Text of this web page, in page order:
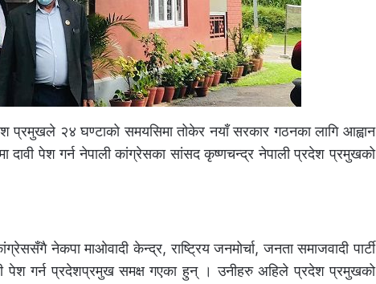
२४ घण्टाको समयसिमा तोकेर नयाँ सरकार गठनका लागि आह्वान
दावी पेश गर्न नेपाली कांग्रेसका सांसद कृष्णचन्द्र नेपाली प्रदेश प्रमुखको
नेकपा माओवादी केन्द्र, राष्ट्रिय जनमोर्चा, जनता समाजवादी पार्टी
पेश गर्न प्रदेशप्रमुख समक्ष गएका हुन् । उनीहरु अहिले प्रदेश प्रमुखको